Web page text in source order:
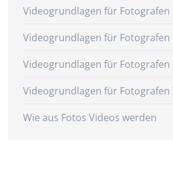
Videogrundlagen für Fotografen
Videogrundlagen für Fotografen
Videogrundlagen für Fotografen
Videogrundlagen für Fotografen
Wie aus Fotos Videos werden